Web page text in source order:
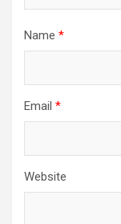
Name *
Email *
Website